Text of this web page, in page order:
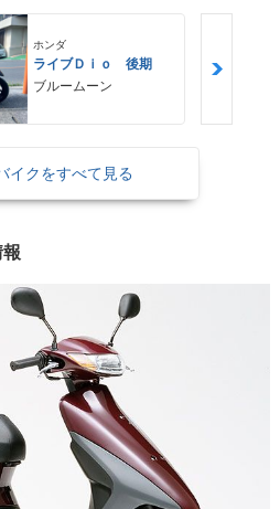
ホンダ
ライブＤｉｏ 後期
ブルームーン
イクをすべて見る